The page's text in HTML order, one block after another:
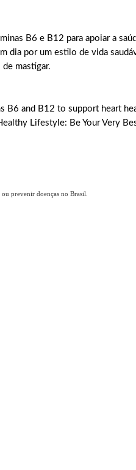
B6 e B12 para apoiar a
dia por um estilo de vida
mastigar.
and B12 to support heart
Lifestyle: Be Your Very
prevenir doenças no Brasil.